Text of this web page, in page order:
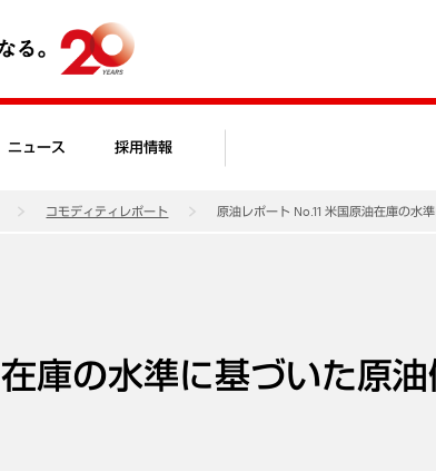
ニュース 採用情報
コモディティレポート 原油レポート No.11 米国原油在庫の水
庫の水準に基づいた原